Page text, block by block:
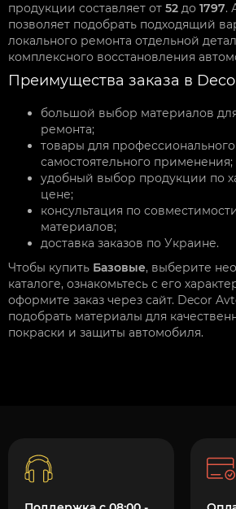
продукции составляет от 52 до 1797.
позволяет подобрать подходящий
локального ремонта отдельной
комплексного восстановления
Преимущества заказа в
большой выбор материалов
ремонта;
товары для
самостоятельного применения;
удобный выбор продукции по
цене;
консультация по
материалов;
доставка заказов по Украине.
Чтобы купить Базовые, выберите
каталоге, ознакомьтесь с его
оформите заказ через сайт. Decor
подобрать материалы для
покраски и защиты автомобиля.